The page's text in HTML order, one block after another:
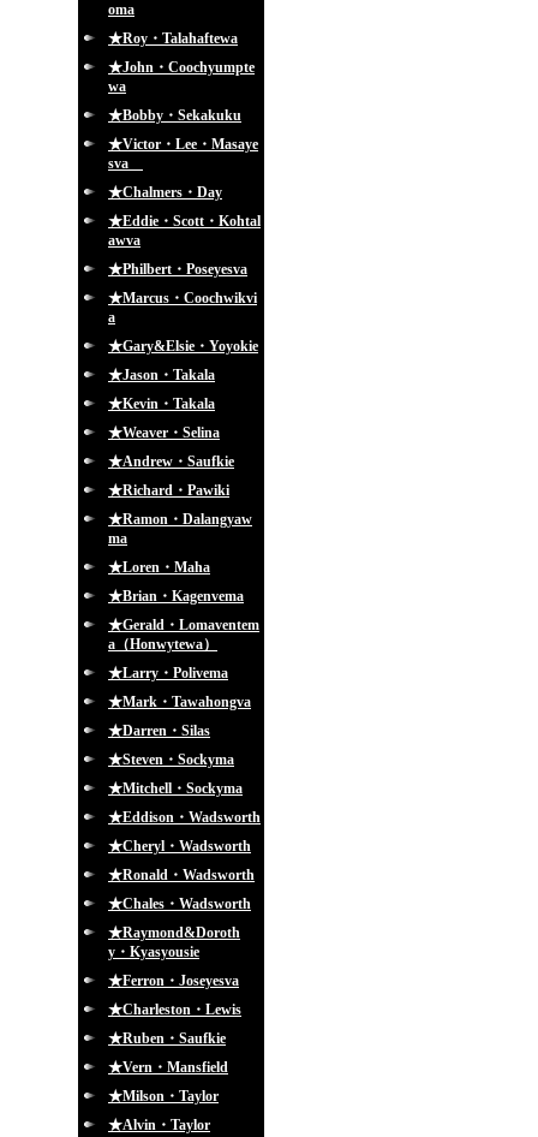
oma
★Roy・Talahaftewa
★John・Coochyumpte
wa
★Bobby・Sekakuku
★Victor・Lee・Masaye
sva
★Chalmers・Day
★Eddie・Scott・Kohtal
awva
★Philbert・Poseyesva
★Marcus・Coochwikvi
a
★Gary&Elsie・Yoyokie
★Jason・Takala
★Kevin・Takala
★Weaver・Selina
★Andrew・Saufkie
★Richard・Pawiki
★Ramon・Dalangyaw
ma
★Loren・Maha
★Brian・Kagenvema
★Gerald・Lomaventem
a（Honwytewa）
★Larry・Polivema
★Mark・Tawahongva
★Darren・Silas
★Steven・Sockyma
★Mitchell・Sockyma
★Eddison・Wadsworth
★Cheryl・Wadsworth
★Ronald・Wadsworth
★Chales・Wadsworth
★Raymond&Doroth
y・Kyasyousie
★Ferron・Joseyesva
★Charleston・Lewis
★Ruben・Saufkie
★Vern・Mansfield
★Milson・Taylor
★Alvin・Taylor